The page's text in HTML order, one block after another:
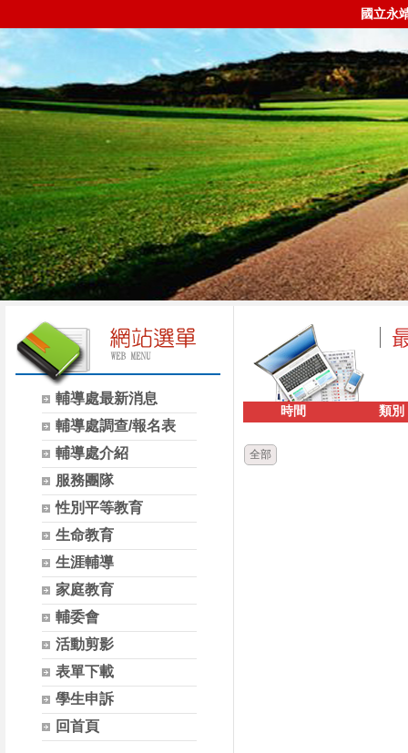
國立永
輔導處最新消息
輔導處調查/報名表
輔導處介紹
服務團隊
性別平等教育
生命教育
生涯輔導
家庭教育
輔委會
活動剪影
表單下載
學生申訴
回首頁
時間 類別
全部